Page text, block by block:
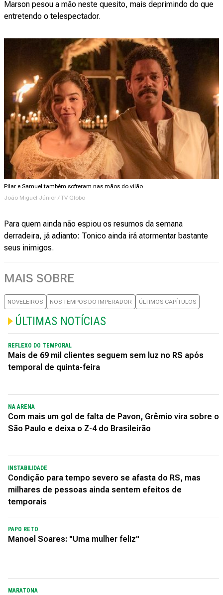
Marson pesou a mão neste quesito, mais deprimindo do que
entretendo o telespectador.
Pilar e Samuel também sofreram nas mãos do vilão
João Miguel Júnior / TV Globo
Para quem ainda não espiou os resumos da semana
derradeira, já adianto: Tonico ainda irá atormentar bastante
seus inimigos.
MAIS SOBRE
NOVELEIROS NOS TEMPOS DO IMPERADOR ÚLTIMOS CAPÍTULOS
ÚLTIMAS NOTÍCIAS
REFLEXO DO TEMPORAL
Mais de 69 mil clientes seguem sem luz no RS após
temporal de quinta-feira
NA ARENA
Com mais um gol de falta de Pavon, Grêmio vira sobre o
São Paulo e deixa o Z-4 do Brasileirão
INSTABILIDADE
Condição para tempo severo se afasta do RS, mas
milhares de pessoas ainda sentem efeitos de
temporais
PAPO RETO
Manoel Soares: "Uma mulher feliz"
MARATONA